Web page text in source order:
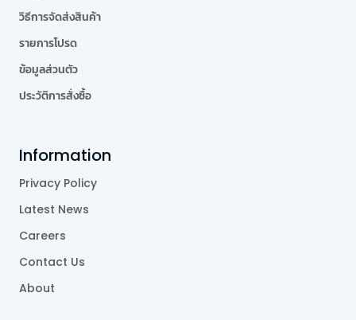
วิธีการจัดส่งสินค้า
รายการโปรด
ข้อมูลส่วนตัว
ประวัติการสั่งซื้อ
Information
Privacy Policy
Latest News
Careers
Contact Us
About